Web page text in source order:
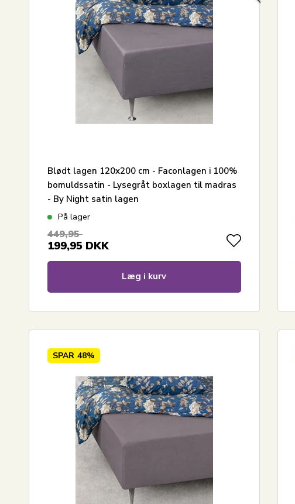
Største besparelse
Blødt lagen 120x200 cm - Faconlagen i 100%
bomuldssatin - Lysegråt boxlagen til madras
- By Night satin lagen
På lager
449,95
199,95 DKK
Læg i kurv
SPAR 48%